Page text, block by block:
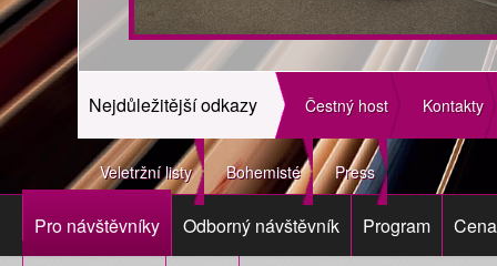
Nejdůležitější odkazy Čestný host Kontakty
Veletržní listy Bohemisté Press
Pro návštěvníky Odborný návštěvník Program